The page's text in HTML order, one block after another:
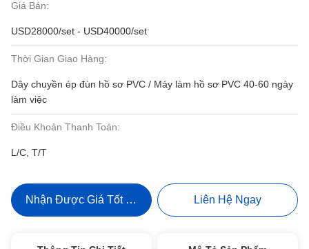
Giá Bán:
USD28000/set - USD40000/set
Thời Gian Giao Hàng:
Dây chuyền ép đùn hồ sơ PVC / Máy làm hồ sơ PVC 40-60 ngày
làm việc
Điều Khoản Thanh Toán:
L/C, T/T
Nhận Được Giá Tốt Nhất Liên Hệ Ngay